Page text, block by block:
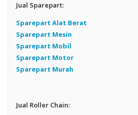
Jual Sparepart:
Sparepart Alat Berat
Sparepart Mesin
Sparepart Mobil
Sparepart Motor
Sparepart Murah
Jual Roller Chain: